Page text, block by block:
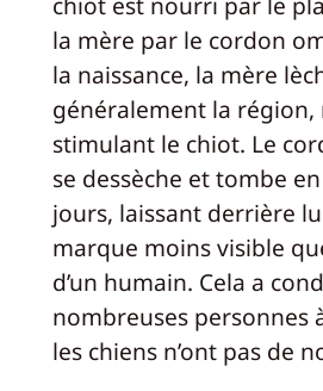
la mère par le cordon
la naissance, la mère
généralement la
stimulant le chiot. Le
se dessèche et tombe
jours, laissant derrière
marque moins visible
d’un humain. Cela a
nombreuses personnes
les chiens n’ont pas de